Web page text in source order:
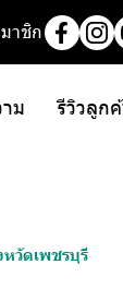
าชิก
ม รีวิวลูก
หวัดเพชรบุรี